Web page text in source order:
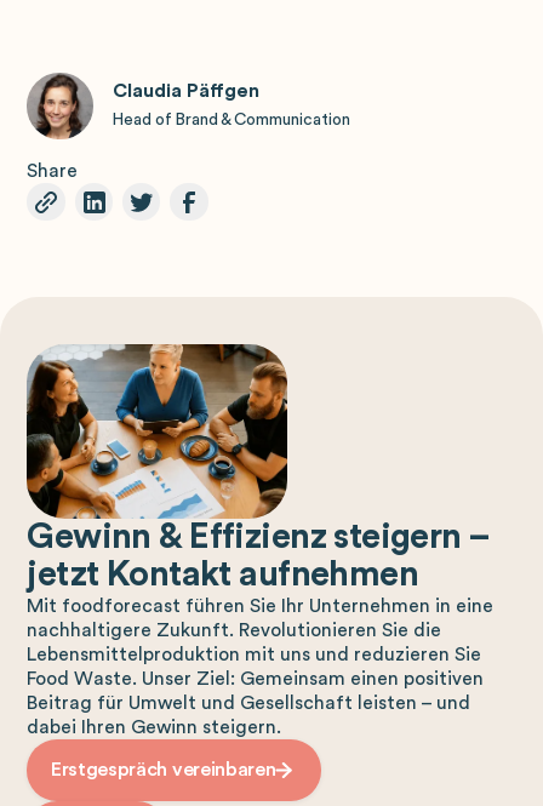
Claudia Päffgen
Head of Brand & Communication
Share
Gewinn & Effizienz steigern –
jetzt Kontakt aufnehmen
Mit foodforecast führen Sie Ihr Unternehmen in eine
nachhaltigere Zukunft. Revolutionieren Sie die
Lebensmittelproduktion mit uns und reduzieren Sie
Food Waste. Unser Ziel: Gemeinsam einen positiven
Beitrag für Umwelt und Gesellschaft leisten – und
dabei Ihren Gewinn steigern.
Erstgespräch vereinbaren